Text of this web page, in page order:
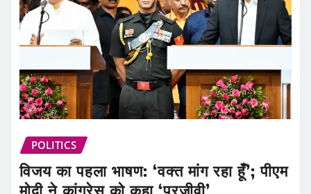
POLITICS
विजय का पहला भाषण: ‘वक्त मांग रहा हूँ’; पीएम
मोदी ने कांग्रेस को कहा ‘परजीवी’